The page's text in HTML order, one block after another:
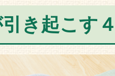
き起こす